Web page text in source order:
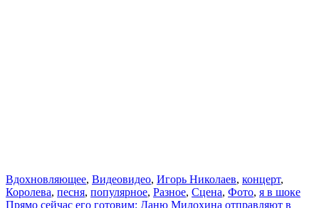
Вдохновляющее, Видеовидео, Игорь Николаев, концерт,
Королева, песня, популярное, Разное, Сцена, Фото, я в шоке
Прямо сейчас его готовим: Даню Милохина отправляют в